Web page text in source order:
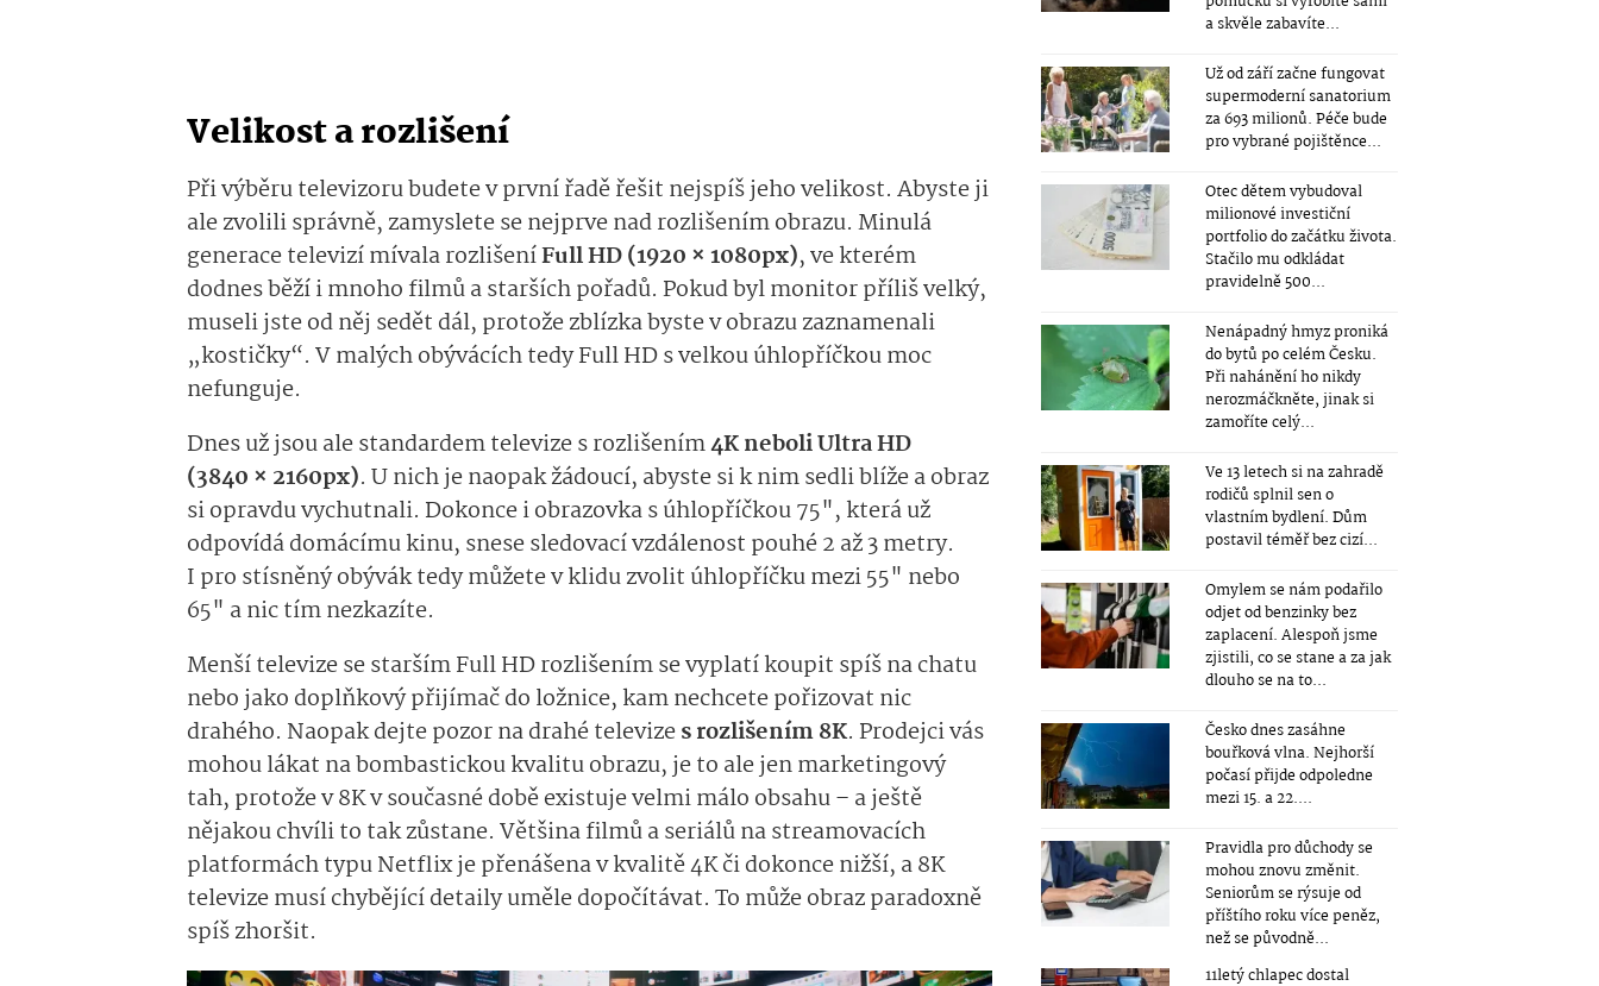
Velikost a rozlišení
Při výběru televizoru budete v první řadě řešit nejspíš jeho velikost. Abyste ji
ale zvolili správně, zamyslete se nejprve nad rozlišením obrazu. Minulá
generace televizí mívala rozlišeníFull HD (1920 × 1080px), ve kterém
dodnes běží i mnoho filmů a starších pořadů. Pokud byl monitor příliš velký,
museli jste od něj sedět dál, protože zblízka byste v obrazu zaznamenali
„kostičky“. V malých obývácích tedy Full HD s velkou úhlopříčkou moc
nefunguje.
Dnes už jsou ale standardem televize s rozlišením4K neboli Ultra HD
(3840 × 2160px). U nich je naopak žádoucí, abyste si k nim sedli blíže a obraz
si opravdu vychutnali. Dokonce i obrazovka s úhlopříčkou 75", která už
odpovídá domácímu kinu, snese sledovací vzdálenost pouhé 2 až 3 metry.
I pro stísněný obývák tedy můžete v klidu zvolit úhlopříčku mezi 55" nebo
65" a nic tím nezkazíte.
Menší televize se starším Full HD rozlišením se vyplatí koupit spíš na chatu
nebo jako doplňkový přijímač do ložnice, kam nechcete pořizovat nic
drahého. Naopak dejte pozor na drahé televizes rozlišením 8K. Prodejci vás
mohou lákat na bombastickou kvalitu obrazu, je to ale jen marketingový
tah, protože v 8K v současné době existuje velmi málo obsahu – a ještě
nějakou chvíli to tak zůstane. Většina filmů a seriálů na streamovacích
platformách typu Netflix je přenášena v kvalitě 4K či dokonce nižší, a 8K
televize musí chybějící detaily uměle dopočítávat. To může obraz paradoxně
spíš zhoršit.
a skvěle zabavíte...
Už od září začne fungovat
supermoderní sanatorium
za 693 milionů. Péče bude
pro vybrané pojištěnce...
Otec dětem vybudoval
milionové investiční
portfolio do začátku života.
Stačilo mu odkládat
pravidelně 500...
Nenápadný hmyz proniká
do bytů po celém Česku.
Při nahánění ho nikdy
nerozmáčkněte, jinak si
zamoříte celý...
Ve 13 letech si na zahradě
rodičů splnil sen o
vlastním bydlení. Dům
postavil téměř bez cizí...
Omylem se nám podařilo
odjet od benzinky bez
zaplacení. Alespoň jsme
zjistili, co se stane a za jak
dlouho se na to...
Česko dnes zasáhne
bouřková vlna. Nejhorší
počasí přijde odpoledne
mezi 15. a 22....
Pravidla pro důchody se
mohou znovu změnit.
Seniorům se rýsuje od
příštího roku více peněz,
než se původně...
11letý chlapec dostal